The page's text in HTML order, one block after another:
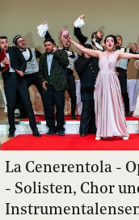
La Cenerentola -
- Solisten, Chor